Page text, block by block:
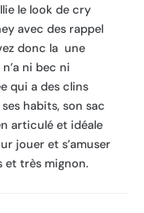
le look de cry
avec des rappel
donc la une
ni bec ni
qui a des clins
habits, son sac
articulé et idéale
jouer et s’amuser
et très mignon.